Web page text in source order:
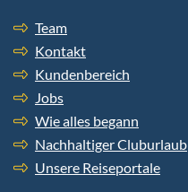
Team
Kontakt
Kundenbereich
Jobs
Wie alles begann
Nachhaltiger Cluburlaub
Unsere Reiseportale